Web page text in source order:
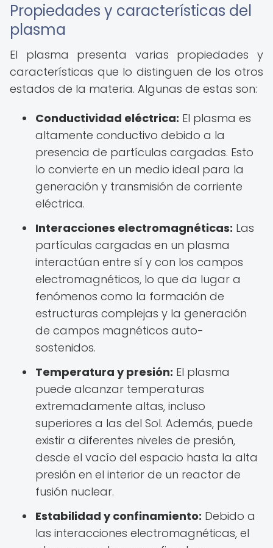
Propiedades y características del
plasma
El plasma presenta varias propiedades y
características que lo distinguen de los otros
estados de la materia. Algunas de estas son:
Conductividad eléctrica: El plasma es
altamente conductivo debido a la
presencia de partículas cargadas. Esto
lo convierte en un medio ideal para la
generación y transmisión de corriente
eléctrica.
Interacciones electromagnéticas: Las
partículas cargadas en un plasma
interactúan entre sí y con los campos
electromagnéticos, lo que da lugar a
fenómenos como la formación de
estructuras complejas y la generación
de campos magnéticos auto-
sostenidos.
Temperatura y presión: El plasma
puede alcanzar temperaturas
extremadamente altas, incluso
superiores a las del Sol. Además, puede
existir a diferentes niveles de presión,
desde el vacío del espacio hasta la alta
presión en el interior de un reactor de
fusión nuclear.
Estabilidad y confinamiento: Debido a
las interacciones electromagnéticas, el